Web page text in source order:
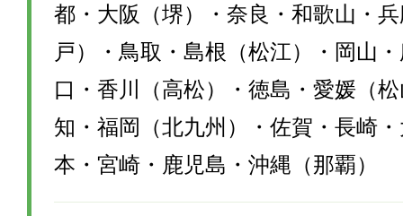
都・大阪（堺）・奈良・和歌山・
戸）・鳥取・島根（松江）・岡山
口・香川（高松）・徳島・愛媛（
知・福岡（北九州）・佐賀・長崎
本・宮崎・鹿児島・沖縄（那覇）